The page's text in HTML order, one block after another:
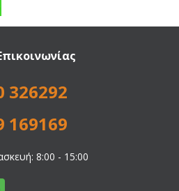
326292
169169
8:00 - 15:00